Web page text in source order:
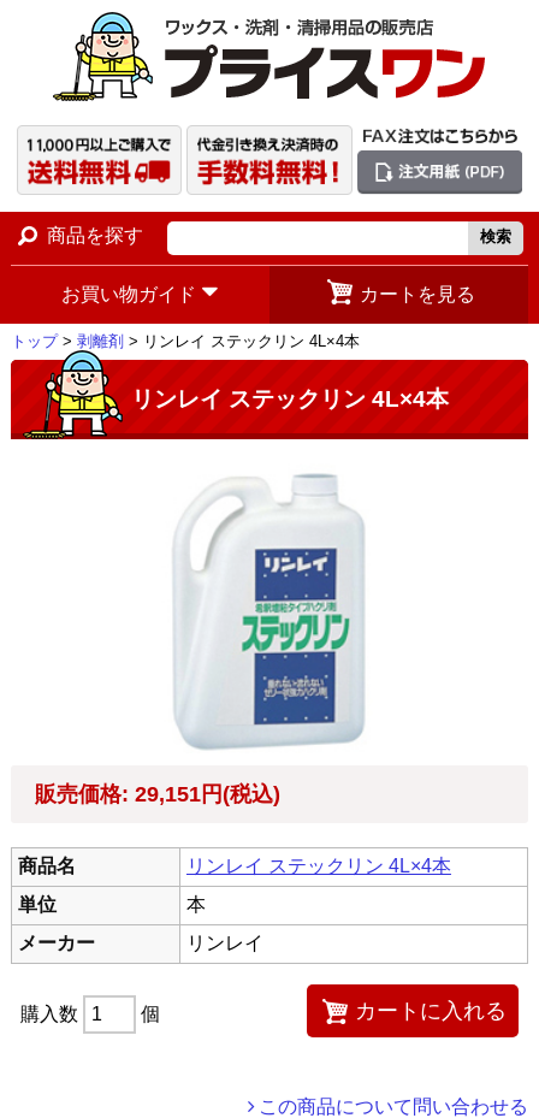
商品を探す
カートを見る
お買い物ガイド
トップ> 剥離剤 > リンレイ ステックリン 4L×4本
リンレイ ステックリン 4L×4本
販売価格: 29,151円(税込)
商品名
リンレイ ステックリン 4L×4本
単位
本
メーカー
リンレイ
購入数 個
この商品について問い合わせる